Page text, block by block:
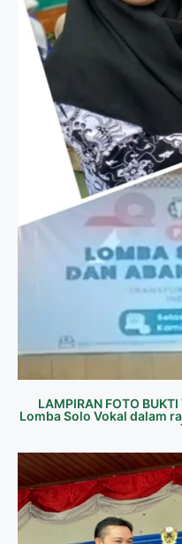
LAMPIRAN FOTO
Lomba Solo Vokal dalam